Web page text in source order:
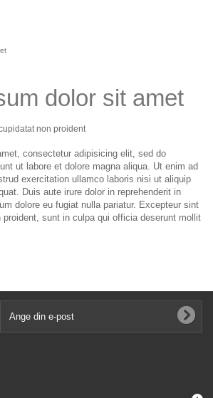
dolor sit amet
non proident
consectetur adipisicing elit, sed do
ut labore et dolore magna aliqua. Ut enim ad
exercitation ullamco laboris nisi ut aliquip
Duis aute irure dolor in reprehenderit in
dolore eu fugiat nulla pariatur. Excepteur sint
sunt in culpa qui officia deserunt mollit